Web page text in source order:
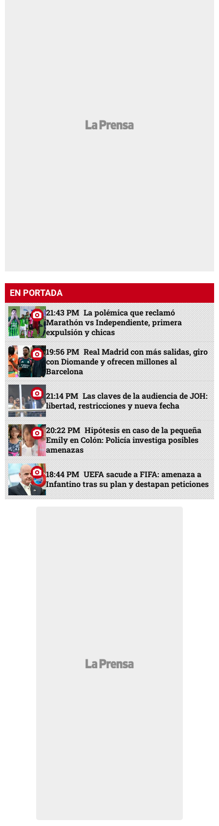
EN PORTADA
21:43 PM La polémica que reclamó
Marathón vs Independiente, primera
expulsión y chicas
19:56 PM Real Madrid con más salidas, giro
con Diomande y ofrecen millones al
Barcelona
21:14 PM Las claves de la audiencia de JOH:
libertad, restricciones y nueva fecha
20:22 PM Hipótesis en caso de la pequeña
Emily en Colón: Policía investiga posibles
amenazas
18:44 PM UEFA sacude a FIFA: amenaza a
Infantino tras su plan y destapan peticiones